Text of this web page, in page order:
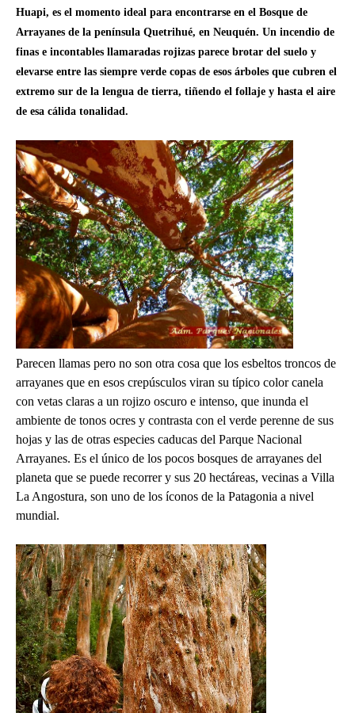
Huapi, es el momento ideal para encontrarse en el Bosque de
Arrayanes de la península Quetrihué, en Neuquén. Un incendio de
finas e incontables llamaradas rojizas parece brotar del suelo y
elevarse entre las siempre verde copas de esos árboles que cubren el
extremo sur de la lengua de tierra, tiñendo el follaje y hasta el aire
de esa cálida tonalidad.
Parecen llamas pero no son otra cosa que los esbeltos troncos de
arrayanes que en esos crepúsculos viran su típico color canela
con vetas claras a un rojizo oscuro e intenso, que inunda el
ambiente de tonos ocres y contrasta con el verde perenne de sus
hojas y las de otras especies caducas del Parque Nacional
Arrayanes. Es el único de los pocos bosques de arrayanes del
planeta que se puede recorrer y sus 20 hectáreas, vecinas a Villa
La Angostura, son uno de los íconos de la Patagonia a nivel
mundial.